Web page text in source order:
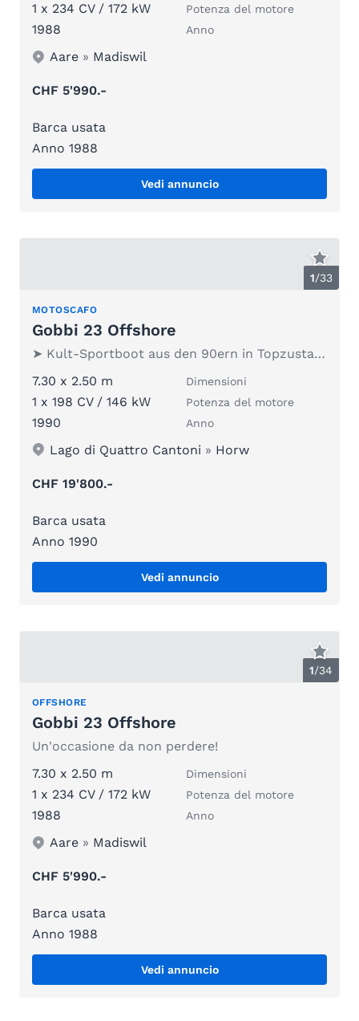
1 x 234 CV / 172 kW Potenza del motore
1988 Anno
Aare » Madiswil
CHF 5'990.-
Barca usata
Anno 1988
Vedi annuncio
1/33
MOTOSCAFO
Gobbi 23 Offshore
➤ Kult-Sportboot aus den 90ern in Topzustand
7.30 x 2.50 m
Dimensioni
1 x 198 CV / 146 kW Potenza del motore
1990 Anno
Lago di Quattro Cantoni » Horw
CHF 19'800.-
Barca usata
Anno 1990
Vedi annuncio
1/34
OFFSHORE
Gobbi 23 Offshore
Un'occasione da non perdere!
7.30 x 2.50 m
Dimensioni
1 x 234 CV / 172 kW Potenza del motore
1988 Anno
Aare » Madiswil
CHF 5'990.-
Barca usata
Anno 1988
Vedi annuncio